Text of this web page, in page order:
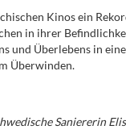
Kinos ein
in ihrer
und Überlebens in
Überwinden.
Saniererin